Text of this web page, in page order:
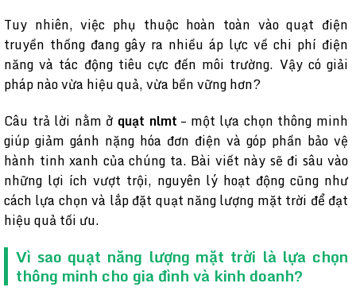
Tuy nhiên, việc phụ thuộc hoàn toàn vào quạt điện
truyền thống đang gây ra nhiều áp lực về chi phí điện
năng và tác động tiêu cực đến môi trường. Vậy có giải
pháp nào vừa hiệu quả, vừa bền vững hơn?
Câu trả lời nằm ở quạt nlmt – một lựa chọn thông minh
giúp giảm gánh nặng hóa đơn điện và góp phần bảo vệ
hành tinh xanh của chúng ta. Bài viết này sẽ đi sâu vào
những lợi ích vượt trội, nguyên lý hoạt động cũng như
cách lựa chọn và lắp đặt quạt năng lượng mặt trời để đạt
hiệu quả tối ưu.
Vì sao quạt năng lượng mặt trời là lựa chọn
thông minh cho gia đình và kinh doanh?